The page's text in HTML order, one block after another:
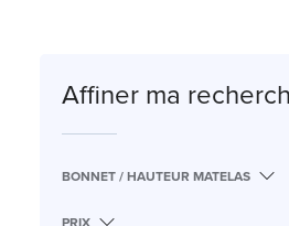
Affiner ma
BONNET / HAUTEUR MATELAS
PRIX